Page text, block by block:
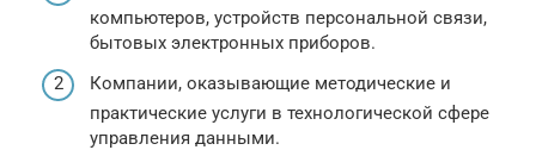
компьютеров, устройств персональной связи,
бытовых электронных приборов.
Компании, оказывающие методические и
практические услуги в технологической сфере
управления данными.